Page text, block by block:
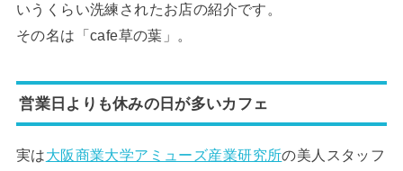
いうくらい洗練されたお店の紹介です。
その名は「cafe草の葉」。
営業日よりも休みの日が多いカフェ
実は大阪商業大学アミューズ産業研究所の美人スタッフ